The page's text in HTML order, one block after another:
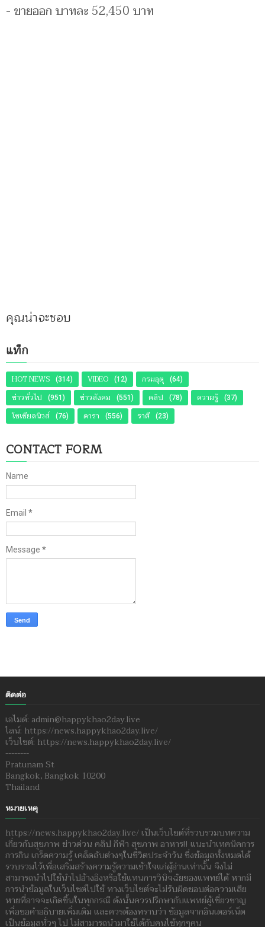
- ขายออก บาทละ 52,450 บาท
คุณน่าจะชอบ
แท็ก
HOT NEWS (314) VIDEO (12) กรมอุตุ (64)
ข่าวทั่วไป (951) ข่าวสังคม (551) คลิป (78) ความรู้ (37)
โซเชียลนิวส์ (76) ดารา (556) ราศี (23)
CONTACT FORM
Name
Email *
Message *
ติดต่อ
เอไมด์: admin@happykhao2day.live
ไลน์: https://news.happykhao2day.live/
เว็บไซต์: https://news.happykhao2day.live/
--------
Pratunam St
Bangkok, Bangkok 10200
Thailand
หมายเหตุ
https://news.happykhao2day.live/ เป็นเว็บไซต์ที่รวบรวมบทความ
เกี่ยวกับสุขภาพ ข่าวด่วน คลิป กีฬา สุขภาพ อาหาร!! แนะนำเทคนิคการ
การกิน เกร็ดความรู้ เคล็ดลับต่างๆในชีวิตประจำวัน ซึ่งข้อมูลทั้งหมดได้
รวบรวมไว้เพื่อเสริมสร้างความรู้ความเข้าใจแก่ผู้อ่านเท่านั้น จึงไม่
สามารถนำไปใช้นำไปอ้างอิงหรือใช้แทนการวินิจฉัยของแพทย์ได้ หากมี
การนำข้อมูลในเว็บไซต์ไปใช้ ทางเว็บไซต์จะไม่รับผิดชอบต่อความเสีย
หายที่อาจจะเกิดขึ้นในทุกกรณี ดังนั้นควรปรึกษากับแพทย์ผู้เชี่ยวชาญ
เพื่อขอคำอธิบายเพิ่มเติม และควรต้องทราบว่า ข้อมูลจากอินเตอร์เน็ต
เป็นข้อมูลทั่วๆ ไป ไม่สามารถนำมาใช้ได้กับคนไข้ทุกๆคน